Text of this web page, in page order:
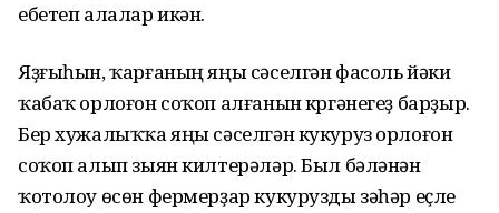
ебетеп алалар икән.
Яҙғыһын, ҡарғаның яңы сәселгән фасоль йәки
ҡабаҡ орлоғон соҡоп алғанын күргәнегеҙ барҙыр.
Бер хужалыҡҡа яңы сәселгән кукуруз орлоғон
соҡоп алып зыян килтерәләр. Был бәләнән
ҡотолоу өсөн фермерҙар кукурузды зәһәр еҫле